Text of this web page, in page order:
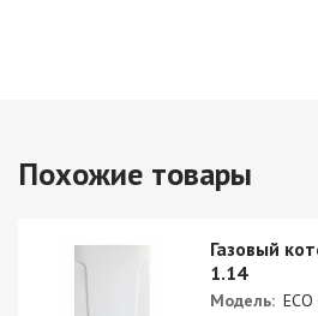
Похожие товары
Газовый
1.14
Модель: